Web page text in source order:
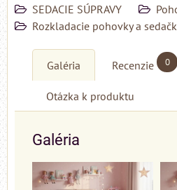
SEDACIE SÚPRAVY
Rozkladacie pohovky a
Galéria Recenzie 0
Otázka k produktu
Galéria